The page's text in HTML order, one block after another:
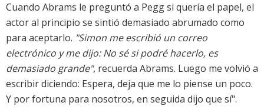
Cuando Abrams le preguntó a Pegg si quería el papel, el
actor al principio se sintió demasiado abrumado como
para aceptarlo. "Simon me escribió un correo
electrónico y me dijo: No sé si podré hacerlo, es
demasiado grande", recuerda Abrams. Luego me volvió a
escribir diciendo: Espera, deja que me lo piense un poco.
Y por fortuna para nosotros, en seguida dijo que sí".